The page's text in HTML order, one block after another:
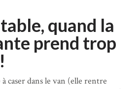
quand la
prend trop
caser dans le van (elle rentre